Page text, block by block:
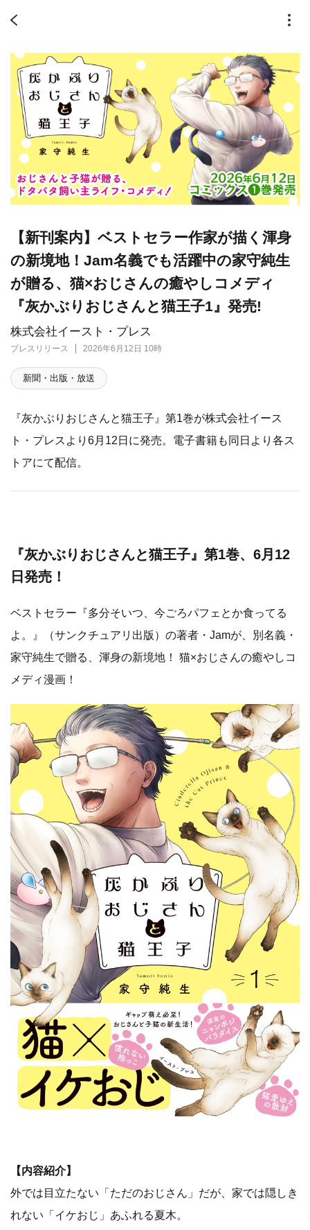
株式会社イースト・プレス
プレスリリース 2026年6月12日 10時
【新刊案内】ベストセラー作家が描く渾身
の新境地！Jam名義でも活躍中の家守純生
が贈る、猫×おじさんの癒やしコメディ
『灰かぶりおじさんと猫王子1』発売!
新聞・出版・放送
『灰かぶりおじさんと猫王子』第1巻が株式会社イース
ト・プレスより6月12日に発売。電子書籍も同日より各ス
トアにて配信。
『灰かぶりおじさんと猫王子』第1巻、6月12
日発売！
ベストセラー『多分そいつ、今ごろパフェとか食ってる
よ。』（サンクチュアリ出版）の著者・Jamが、別名義・
家守純生で贈る、渾身の新境地！ 猫×おじさんの癒やしコ
メディ漫画！
【内容紹介】
外では目立たない「ただのおじさん」だが、家では隠しき
れない「イケおじ」あふれる夏木。